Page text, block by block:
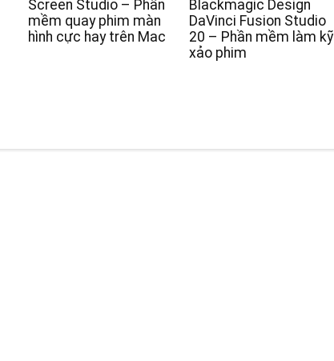
Screen Studio – Phần
mềm quay phim màn
hình cực hay trên Mac
Blackmagic Design
DaVinci Fusion Studio
20 – Phần mềm làm kỹ
xảo phim